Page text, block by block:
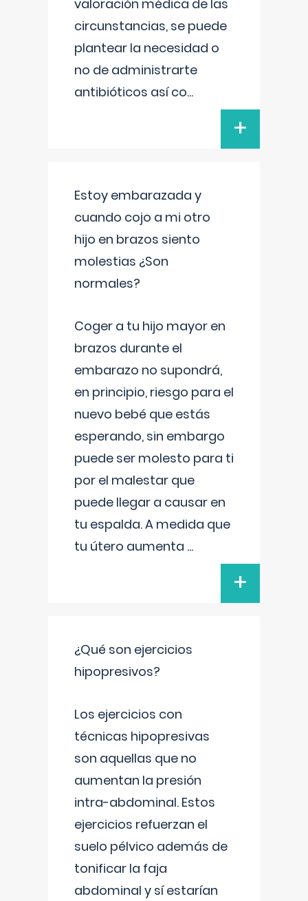
valoración médica de las
circunstancias, se puede
plantear la necesidad o
no de administrarte
antibióticos así co...
+
Estoy embarazada y
cuando cojo a mi otro
hijo en brazos siento
molestias ¿Son
normales?
Coger a tu hijo mayor en
brazos durante el
embarazo no supondrá,
en principio, riesgo para el
nuevo bebé que estás
esperando, sin embargo
puede ser molesto para ti
por el malestar que
puede llegar a causar en
tu espalda. A medida que
tu útero aumenta ...
+
¿Qué son ejercicios
hipopresivos?
Los ejercicios con
técnicas hipopresivas
son aquellas que no
aumentan la presión
intra-abdominal. Estos
ejercicios refuerzan el
suelo pélvico además de
tonificar la faja
abdominal y sí estarían